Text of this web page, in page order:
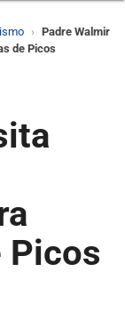
Padre Walmir
de Picos
Picos